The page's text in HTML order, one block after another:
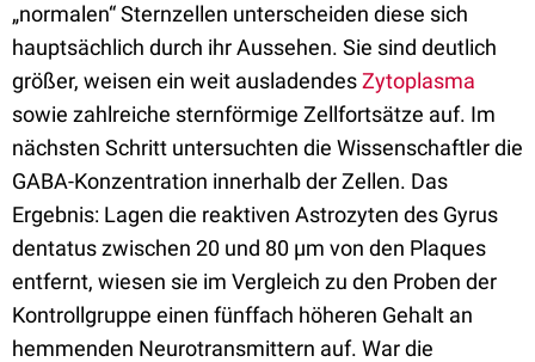
„normalen“ Sternzellen unterscheiden diese sich
hauptsächlich durch ihr Aussehen. Sie sind deutlich
größer, weisen ein weit ausladendesZytoplasma
sowie zahlreiche sternförmige Zellfortsätze auf. Im
nächsten Schritt untersuchten die Wissenschaftler die
GABA-Konzentration innerhalb der Zellen. Das
Ergebnis: Lagen die reaktiven Astrozyten des Gyrus
dentatus zwischen 20 und 80 µm von den Plaques
entfernt, wiesen sie im Vergleich zu den Proben der
Kontrollgruppe einen fünffach höheren Gehalt an
hemmenden Neurotransmittern auf. War die